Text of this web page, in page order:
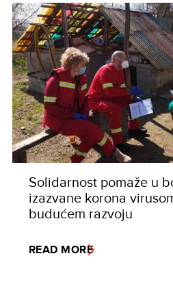
Solidarnost pomaže u
izazvane korona
budućem razvoju
READ MORE